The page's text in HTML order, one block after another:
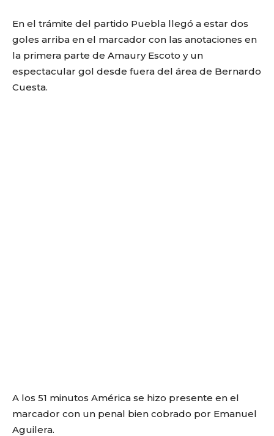
En el trámite del partido Puebla llegó a estar dos
goles arriba en el marcador con las anotaciones en
la primera parte de Amaury Escoto y un
espectacular gol desde fuera del área de Bernardo
Cuesta.
A los 51 minutos América se hizo presente en el
marcador con un penal bien cobrado por Emanuel
Aguilera.